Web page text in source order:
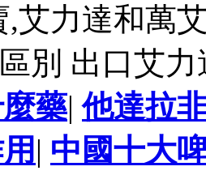
,艾力達和萬
別 出口艾
藥|他達拉
| 中國十大